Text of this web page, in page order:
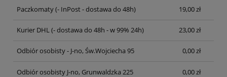
Paczkomaty(- InPost - dostawa do 48h) 19,00 zł
Kurier DHL(- dostawa do 48h - w 99% 24h) 23,00 zł
Odbiór osobisty - J-no, Św.Wojciecha 95 0,00 zł
Odbiór osobisty J-no, Grunwaldzka 225 0,00 zł